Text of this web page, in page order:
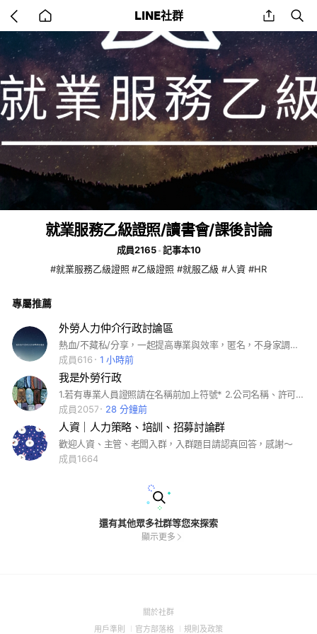
back
to
home
LINE社群 share
就業服務乙級證照/讀書會/課後討論
成員2165
記事本10
#就業服務乙級證照 #乙級證照 #就服乙級 #人資 #HR
專屬推薦
外勞人力仲介行政討論區
熱血/不藏私/分享，一起提高專業與效率，匿名，不身家調查#外勞#人力#仲介#移工
成員616
1 小時前
我是外勞行政
1.若有專業人員證照請在名稱前加上符號* 2.公司名稱、許可證字號 3.年資及擅長工種
成員2057
28 分鐘前
人資｜人力策略、培訓、招募討論群
歡迎人資、主管、老闆入群，入群題目請認真回答，感謝～
成員1664
還有其他眾多社群等您來探索
顯示更多
關於社群(Open
用戶準則 (Open
官方部落格 (Open
規則及政策(Open